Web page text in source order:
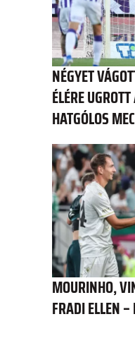
NÉGYET
ÉLÉRE
HATGÓLOS
MOURINHO,
FRADI ELLEN –